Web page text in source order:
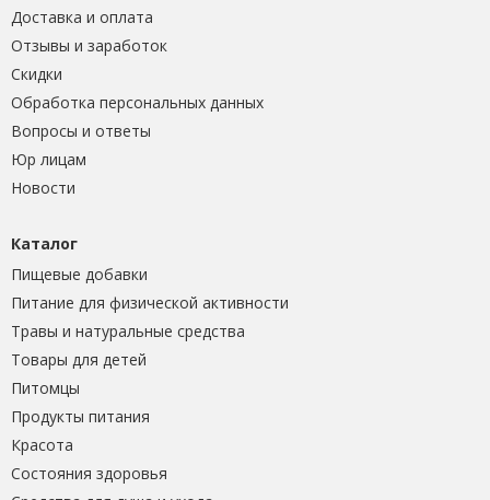
Доставка и оплата
Отзывы и заработок
Скидки
Обработка персональных данных
Вопросы и ответы
Юр лицам
Новости
Каталог
Пищевые добавки
Питание для физической активности
Травы и натуральные средства
Товары для детей
Питомцы
Продукты питания
Красота
Состояния здоровья